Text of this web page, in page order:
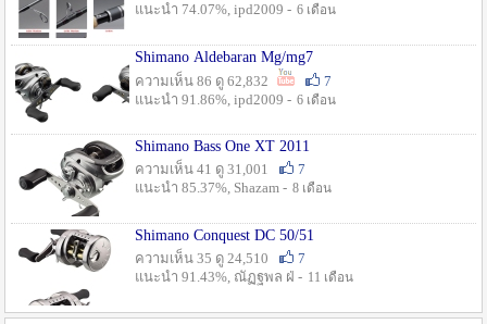
แนะนำ 74.07%, ipd2009 - 6 เดือน
Shimano Aldebaran Mg/mg7
ความเห็น 86 ดู 62,832
7
แนะนำ 91.86%, ipd2009 - 6 เดือน
Shimano Bass One XT 2011
ความเห็น 41 ดู 31,001
7
แนะนำ 85.37%, Shazam - 8 เดือน
Shimano Conquest DC 50/51
ความเห็น 35 ดู 24,510
7
แนะนำ 91.43%, ณัฏฐพล ฝ่ - 11 เดือน